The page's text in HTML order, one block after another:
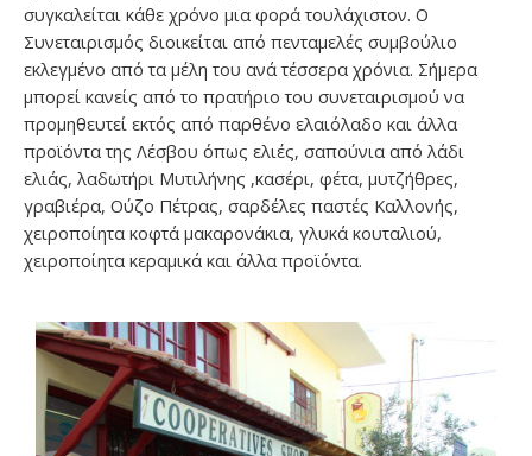
συγκαλείται κάθε χρόνο μια φορά τουλάχιστον. Ο
Συνεταιρισμός διοικείται από πενταμελές συμβούλιο
εκλεγμένο από τα μέλη του ανά τέσσερα χρόνια. Σήμερα
μπορεί κανείς από το πρατήριο του συνεταιρισμού να
προμηθευτεί εκτός από παρθένο ελαιόλαδο και άλλα
προϊόντα της Λέσβου όπως ελιές, σαπούνια από λάδι
ελιάς, λαδωτήρι Μυτιλήνης ,κασέρι, φέτα, μυτζήθρες,
γραβιέρα, Ούζο Πέτρας, σαρδέλες παστές Καλλονής,
χειροποίητα κοφτά μακαρονάκια, γλυκά κουταλιού,
χειροποίητα κεραμικά και άλλα προϊόντα.